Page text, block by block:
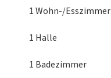
1 Wohn-/Esszimmer
1 Halle
1 Badezimmer